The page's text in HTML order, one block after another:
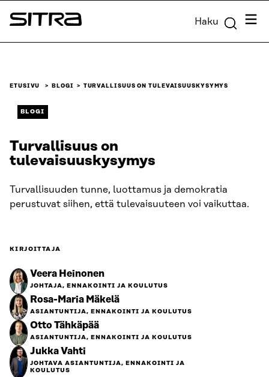
Siirry
suoraan
Sitra Haku
ETUSIVU BLOGI TURVALLISUUS ON TULEVAISUUSKYSYMYS
BLOGI
Turvallisuus on
tulevaisuuskysymys
Turvallisuuden tunne, luottamus ja demokratia
perustuvat siihen, että tulevaisuuteen voi vaikuttaa.
KIRJOITTAJA
Veera Heinonen
JOHTAJA, ENNAKOINTI JA KOULUTUS
Rosa-Maria Mäkelä
ASIANTUNTIJA, ENNAKOINTI JA KOULUTUS
Otto Tähkäpää
ASIANTUNTIJA, ENNAKOINTI JA KOULUTUS
Jukka Vahti
JOHTAVA ASIANTUNTIJA, ENNAKOINTI JA
KOULUTUS